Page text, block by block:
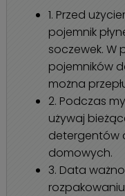
1. Przed
pojemnik
soczewek. W
pojemników
można
2. Podczas
używaj
detergentów
domowych.
3. Data